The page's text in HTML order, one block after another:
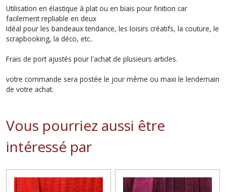
Utilisation en élastique à plat ou en biais pour finition car
facilement repliable en deux
Idéal pour les bandeaux tendance, les loisirs créatifs, la couture, le
scrapbooking, la déco, etc..
Frais de port ajustés pour l'achat de plusieurs articles.
votre commande sera postée le jour même ou maxi le lendemain
de votre achat.
Vous pourriez aussi être
intéressé par